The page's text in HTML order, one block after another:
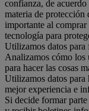
confianza, de
materia de protección
importante al
tecnología para
Utilizamos datos para
Analizamos cómo los
para hacer las cosas
Utilizamos datos para
mejor experiencia e
Si decide formar